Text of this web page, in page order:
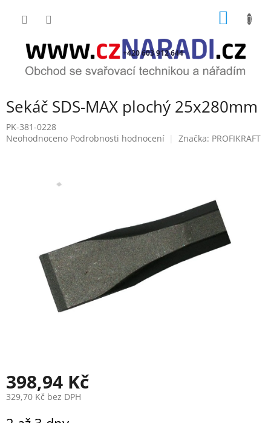
+420 603 912 644
Sekáč SDS-MAX plochý 25x280mm
PK-381-0228
Průměrné
Neohodnoceno Podrobnosti hodnocení Značka: PROFIKRAFT
398,94 Kč
329,70 Kč bez DPH